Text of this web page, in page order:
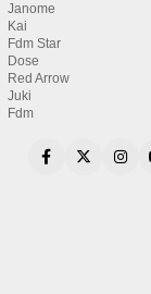
Janome
Kai
Fdm Star
Dose
Red Arrow
Juki
Fdm